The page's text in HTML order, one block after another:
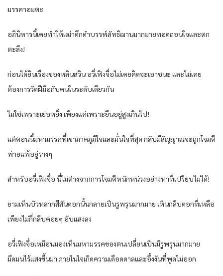
มรรคาอมตะ
อภินิหารนี้เคยทำให้เฒ่าดึกดำบรรพ์ลัทธิฌานมากมายทอดถอนใจและตก
ตะลึง!
ก่อนได้ยินเรื่องของหลินสวิน อวี่เฟิงจื่อไม่เคยคิดจะเอาชนะ และไม่เคย
ต้องการวัดฝีมือกับคนในระดับเดียวกัน
ไม่ใช่เพราะเย่อหยิ่ง เพียงแค่เพราะยืนอยู่สูงเกินไป!
แต่ตอนนี้มหามรรคที่เขาภาคภูมิใจและมั่นใจที่สุด กลับมีสัญญาณจะถูกโจมตี
พ่ายแพ้อยู่รางๆ
สำหรับอวี่เฟิงจื่อ นี่ไม่ต่างจากการโจมตีหนักหน่วงอย่างหาที่เปรียบไม่ได้!
ยามเห็นบัวหลากสีสันดอกนั้นกลายเป็นรูพรุนมากมาย เห็นกลีบดอกที่เหลือ
เพียงไม่กี่กลีบค่อยๆ อับแสงลง
อวี่เฟิงจื่อเหมือนมองเห็นมหามรรคของตนเปลี่ยนเป็นมีรูพรุนมากมาย
มืดมนไร้แสงขึ้นมา ภายในใจเกิดความเดือดดาลและอึ้งงันที่พูดไม่ออก